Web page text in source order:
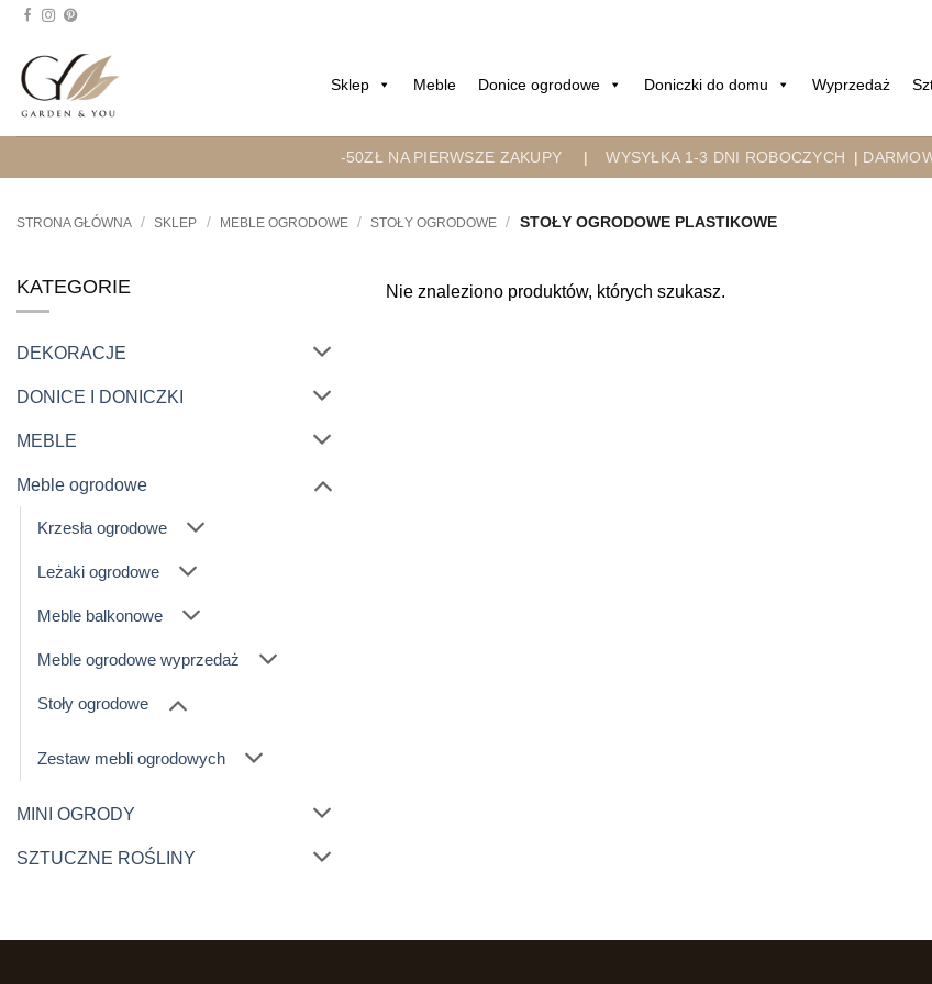
Przejdź
treści
Sklep Meble Donice ogrodowe Doniczki do domu Wyprzedaż
-50ZŁ NA PIERWSZE ZAKUPY |WYSYŁKA 1-3 DNI ROBOCZYCH |
STRONA GŁÓWNA / SKLEP / MEBLE OGRODOWE / STOŁY OGRODOWE / STOŁY OGRODOWE PLASTIKOWE
KATEGORIE
DEKORACJE
DONICE I DONICZKI
MEBLE
Meble ogrodowe
Krzesła ogrodowe
Leżaki ogrodowe
Meble balkonowe
Meble ogrodowe wyprzedaż
Stoły ogrodowe
Zestaw mebli ogrodowych
MINI OGRODY
SZTUCZNE ROŚLINY
Nie znaleziono produktów, których szukasz.